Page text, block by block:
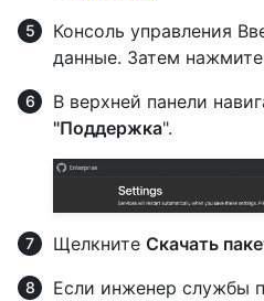
Консоль управления
данные. Затем
В верхней панели
"Поддержка".
Щелкните Скачать
Если инженер службы